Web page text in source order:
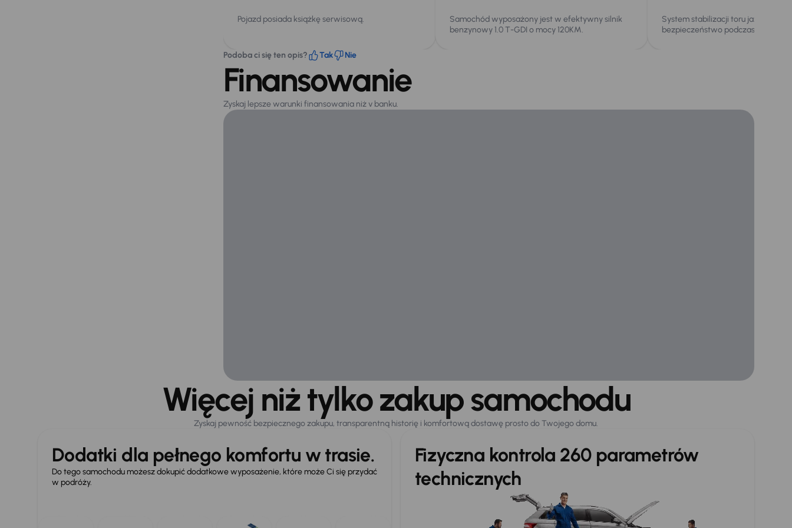
Pojazd posiada książkę serwisową.
Samochód wyposażony jest w efektywny silnik
benzynowy 1.0 T-GDI o mocy 120KM.
System stabilizacji toru jazdy
bezpieczeństwo podczas jazdy.
Podoba ci się ten opis? Tak Nie
Finansowanie
Zyskaj lepsze warunki finansowania niż v banku.
Więcej niż tylko zakup samochodu
Zyskaj pewność bezpiecznego zakupu, transparentną historię i komfortową dostawę prosto do Twojego domu.
Dodatki dla pełnego komfortu w trasie.
Do tego samochodu możesz dokupić dodatkowe wyposażenie, które może Ci się przydać
w podróży.
Fizyczna kontrola 260 parametrów
technicznych